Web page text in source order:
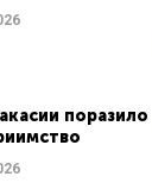
поразило